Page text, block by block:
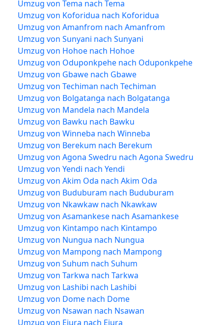
Umzug von Tema nach Tema
Umzug von Koforidua nach Koforidua
Umzug von Amanfrom nach Amanfrom
Umzug von Sunyani nach Sunyani
Umzug von Hohoe nach Hohoe
Umzug von Oduponkpehe nach Oduponkpehe
Umzug von Gbawe nach Gbawe
Umzug von Techiman nach Techiman
Umzug von Bolgatanga nach Bolgatanga
Umzug von Mandela nach Mandela
Umzug von Bawku nach Bawku
Umzug von Winneba nach Winneba
Umzug von Berekum nach Berekum
Umzug von Agona Swedru nach Agona Swedru
Umzug von Yendi nach Yendi
Umzug von Akim Oda nach Akim Oda
Umzug von Buduburam nach Buduburam
Umzug von Nkawkaw nach Nkawkaw
Umzug von Asamankese nach Asamankese
Umzug von Kintampo nach Kintampo
Umzug von Nungua nach Nungua
Umzug von Mampong nach Mampong
Umzug von Suhum nach Suhum
Umzug von Tarkwa nach Tarkwa
Umzug von Lashibi nach Lashibi
Umzug von Dome nach Dome
Umzug von Nsawan nach Nsawan
Umzug von Ejura nach Ejura